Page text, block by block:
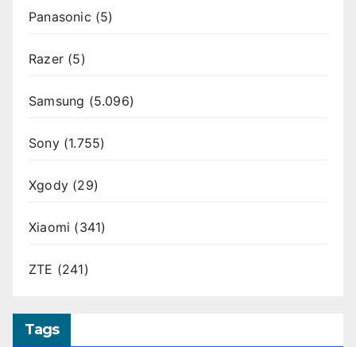
Panasonic (5)
Razer (5)
Samsung (5.096)
Sony(1.755)
Xgody (29)
Xiaomi (341)
ZTE (241)
Tags